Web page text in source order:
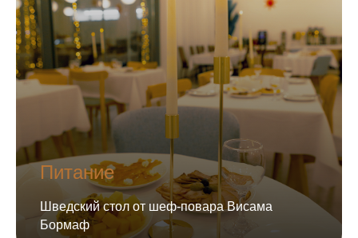
Питание
Шведский стол от шеф-повара Висама
Бормаф